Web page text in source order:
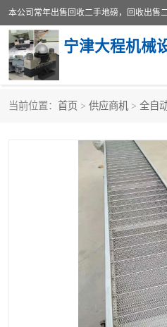
宁津大程机械
当前位置： 首页 > 供应商机 > 全自
半自动输送机